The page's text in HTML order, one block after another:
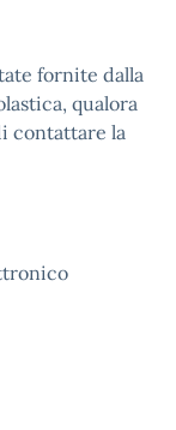
fornite dalla
qualora
contattare la